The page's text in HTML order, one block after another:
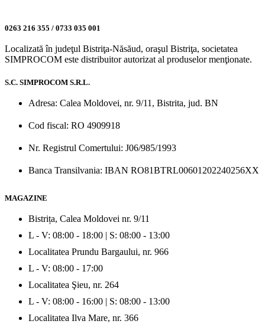
0263 216 355 / 0733 035 001
Localizată în judeţul Bistriţa-Năsăud, oraşul Bistriţa, societatea
SIMPROCOM este distribuitor autorizat al produselor menţionate.
S.C. SIMPROCOM S.R.L.
Adresa: Calea Moldovei, nr. 9/11, Bistrita, jud. BN
Cod fiscal: RO 4909918
Nr. Registrul Comertului: J06/985/1993
Banca Transilvania: IBAN RO81BTRL00601202240256XX
MAGAZINE
Bistrița, Calea Moldovei nr. 9/11
L - V: 08:00 - 18:00 | S: 08:00 - 13:00
Localitatea Prundu Bargaului, nr. 966
L - V: 08:00 - 17:00
Localitatea Şieu, nr. 264
L - V: 08:00 - 16:00 | S: 08:00 - 13:00
Localitatea Ilva Mare, nr. 366